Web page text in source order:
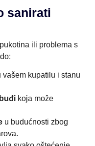
sanirati
pukotina ili problema s
vašem kupatilu i stanu
koja može
u budućnosti zbog